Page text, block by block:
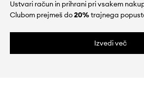
Ustvari račun in prihrani pri vsakem
Clubom prejmeš do20%trajnega
Izvedi več